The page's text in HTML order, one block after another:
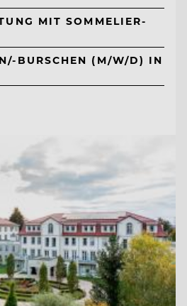
MIT SOMMELIER-
BURSCHEN (M/W/D) IN